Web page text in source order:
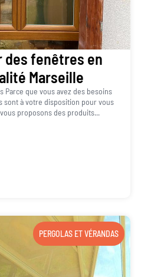
des fenêtres en
Marseille
Parce que vous avez des besoins
à votre disposition pour vous
proposons des produits...
PERGOLAS ET VÉRANDAS